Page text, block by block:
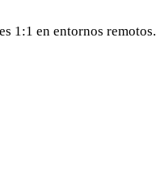
1:1 en entornos remotos.